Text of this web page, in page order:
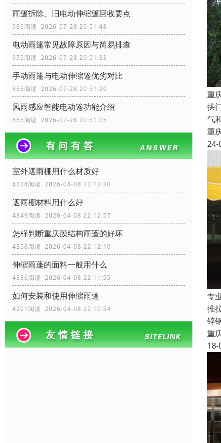
雨篷拆除、旧电动伸缩篷回收要点
989阅读 2026-07-28 20:51:48
电动雨篷常见故障原因与简易排查
975阅读 2026-07-28 20:51:33
手动雨篷与电动伸缩篷优劣对比
865阅读 2026-07-28 20:51:20
风雨感应智能电动篷功能介绍
865阅读 2026-07-28 20:51:05
室外遮雨棚用什么材质好
4724阅读 2026-04-08 22:13:30
遮雨棚材料用什么好
4849阅读 2026-04-08 22:12:57
怎样判断重庆膜结构雨蓬的好坏
4358阅读 2026-04-08 22:12:10
伸缩雨蓬的面料一般用什么
4386阅读 2026-04-08 22:11:55
如何安装和使用伸缩雨蓬
4201阅读 2026-04-08 22:10:54
重
拱
气
重
24-
专
推
锌
重
18-